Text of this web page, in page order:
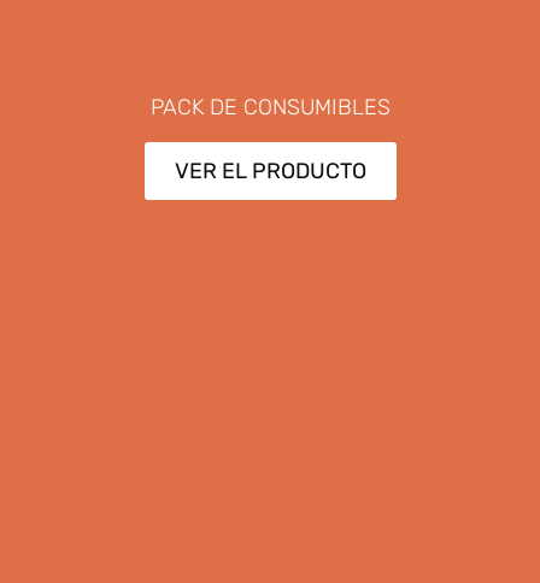
PACK DE CONSUMIBLES
VER EL PRODUCTO